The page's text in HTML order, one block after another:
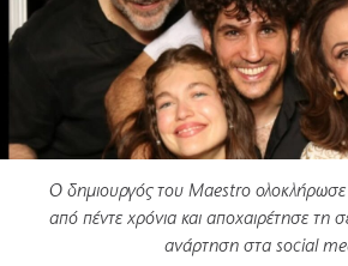
Ο δημιουργός του Maestro ολοκλήρωσε
από πέντε χρόνια και αποχαιρέτησε τη
ανάρτηση στα social